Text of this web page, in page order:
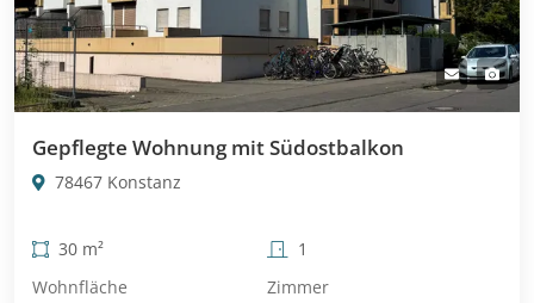
Gepflegte Wohnung mit Südostbalkon
78467 Konstanz
30 m²
Wohnfläche
1
Zimmer